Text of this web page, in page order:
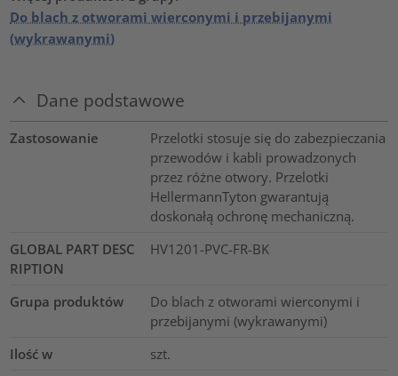
Do blach z otworami wierconymi i przebijanymi
(wykrawanymi)
Dane podstawowe
Zastosowanie
Przelotki stosuje się do zabezpieczania
przewodów i kabli prowadzonych
przez różne otwory. Przelotki
HellermannTyton gwarantują
doskonałą ochronę mechaniczną.
GLOBAL PART DESC
RIPTION
HV1201-PVC-FR-BK
Grupa produktów
Do blach z otworami wierconymi i
przebijanymi (wykrawanymi)
Ilość w
szt.